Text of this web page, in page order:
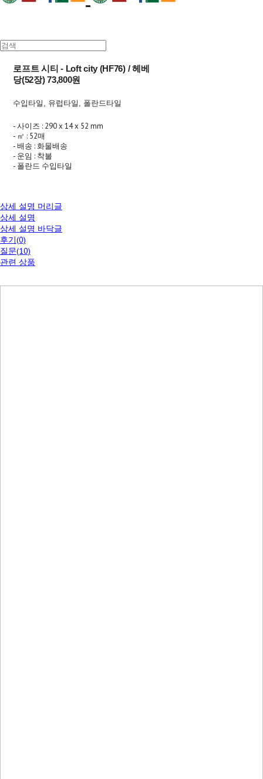
로프트 시티 - Loft city (HF76) / 헤베
당(52장) 73,800원
수입타일, 유럽타일, 폴란드타일
- 사이즈 : 290 x 14 x 52 mm
- ㎡ : 52매
- 배송 : 화물배송
- 운임 : 착불
- 폴란드 수입타일
상세 설명 머리글
상세 설명
상세 설명 바닥글
후기(0)
질문(10)
관련 상품